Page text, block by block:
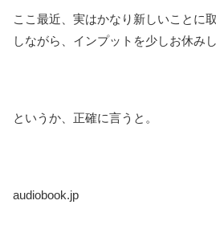
ここ最近、実はかなり新しいことに
しながら、インプットを少しお休み
というか、正確に言うと。
audiobook.jp